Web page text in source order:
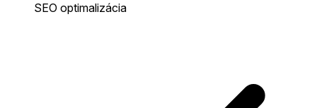
SEO optimalizácia